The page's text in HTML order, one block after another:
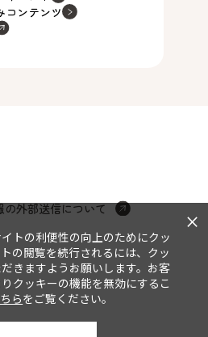
コンテンツ
×
トの利便性の向上のためにクッ
の閲覧を続行されるには、クッ
きますようお願いします。お客
クッキーの機能を無効にするこ
らをご覧ください。
外部送信について